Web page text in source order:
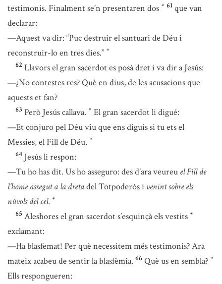
testimonis. Finalment se’n presentaren dos * 61 que van
declarar:
—Aquest va dir: “Puc destruir el santuari de Déu i
reconstruir-lo en tres dies.” *
62 Llavors el gran sacerdot es posà dret i va dir a Jesús:
—¿No contestes res? Què en dius, de les acusacions que
aquests et fan?
63 Però Jesús callava. * El gran sacerdot li digué:
—Et conjuro pel Déu viu que ens diguis si tu ets el
Messies, el Fill de Déu. *
64 Jesús li respon:
—Tu ho has dit. Us ho asseguro: des d’ara veureu el Fill de
l’home assegut a la dretadel Totpoderós i venint sobre els
núvols del cel. *
65 Aleshores el gran sacerdot s’esquinçà els vestits *
exclamant:
—Ha blasfemat! Per què necessitem més testimonis? Ara
mateix acabeu de sentir la blasfèmia. 66 Què us en sembla? *
Ells respongueren: